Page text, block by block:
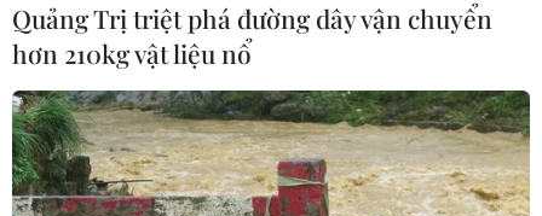
Bất ổn địa chính trị kìm hãm tăng
trưởng Eurozone
05/08/2026 22:59
Quảng Trị triệt phá đường dây vận chuyển
hơn 210kg vật liệu nổ